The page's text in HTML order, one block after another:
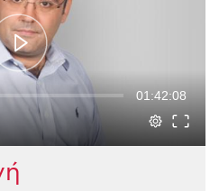
01:42:08